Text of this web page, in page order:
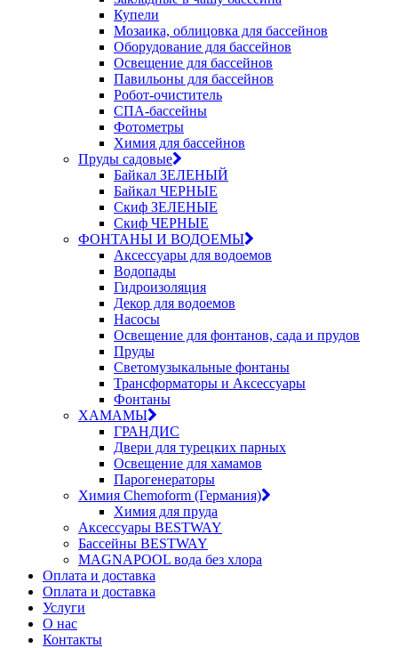
Купели
Мозаика, облицовка для бассейнов
Оборудование для бассейнов
Освещение для бассейнов
Павильоны для бассейнов
Робот-очиститель
СПА-бассейны
Фотометры
Химия для бассейнов
Пруды садовые
Байкал ЗЕЛЕНЫЙ
Байкал ЧЕРНЫЕ
Скиф ЗЕЛЕНЫЕ
Скиф ЧЕРНЫЕ
ФОНТАНЫ И ВОДОЕМЫ
Аксессуары для водоемов
Водопады
Гидроизоляция
Декор для водоемов
Насосы
Освещение для фонтанов, сада и прудов
Пруды
Светомузыкальные фонтаны
Трансформаторы и Аксессуары
Фонтаны
ХАМАМЫ
ГРАНДИС
Двери для турецких парных
Освещение для хамамов
Парогенераторы
Химия Chemoform (Германия)
Химия для пруда
Аксессуары BESTWAY
Бассейны BESTWAY
MAGNAPOOL вода без хлора
Оплата и доставка
Оплата и доставка
Услуги
О нас
Контакты